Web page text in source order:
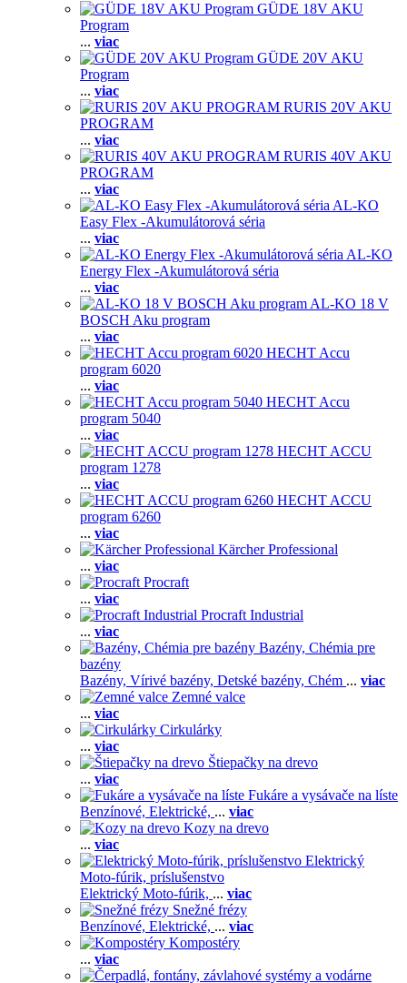
GÜDE 18V AKU
Program
... viac
GÜDE 20V AKU
Program
... viac
RURIS 20V AKU
PROGRAM
... viac
RURIS 40V AKU
PROGRAM
... viac
AL-KO
Easy Flex -Akumulátorová séria
... viac
AL-KO
Energy Flex -Akumulátorová séria
... viac
AL-KO 18 V
BOSCH Aku program
... viac
HECHT Accu
program 6020
... viac
HECHT Accu
program 5040
... viac
HECHT ACCU
program 1278
... viac
HECHT ACCU
program 6260
... viac
Kärcher Professional
... viac
Procraft
... viac
Procraft Industrial
... viac
Bazény, Chémia pre
bazény
Bazény, Vírivé bazény, Detské bazény, Chém ... viac
Zemné valce
... viac
Cirkulárky
... viac
Štiepačky na drevo
... viac
Fukáre a vysávače na líste
Benzínové, Elektrické, ... viac
Kozy na drevo
... viac
Elektrický
Moto-fúrik, príslušenstvo
Elektrický Moto-fúrik, ... viac
Snežné frézy
Benzínové, Elektrické, ... viac
Kompostéry
... viac